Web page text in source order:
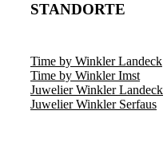
STANDORTE
Time by Winkler Landeck
Time by Winkler Imst
Juwelier Winkler Landeck
Juwelier Winkler Serfaus